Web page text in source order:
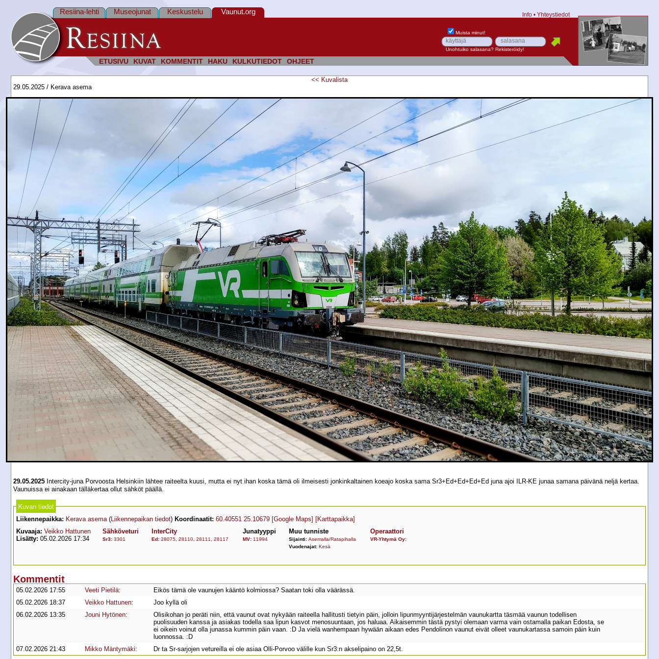
ETUSIVU KUVAT KOMMENTIT HAKU KULKUTIEDOT OHJEET
Resiina-lehti Museojunat Keskustelu Vaunut.org Info • Yhteystiedot
Muista minut!
Unohtuiko salasana? Rekisteröidy!
<< Kuvalista
29.05.2025 / Kerava asema
29.05.2025 Intercity-juna Porvoosta Helsinkiin lähtee raiteelta kuusi, mutta ei nyt ihan koska tämä oli ilmeisesti jonkinkaltainen koeajo koska sama Sr3+Ed+Ed+Ed+Ed juna ajoi ILR-KE junaa samana päivänä neljä kertaa.
Vaunuissa ei ainakaan tälläkertaa ollut sähköt päällä.
Kuvan tiedot
Liikennepaikka: Kerava asema(Liikennepaikan tiedot) Koordinaatit: 60.40551 25.10679 [Google Maps] [Karttapaikka]
Kuvaaja: Veikko Hattunen
Lisätty: 05.02.2026 17:34
Sähköveturi
Sr3: 3301
InterCity
Ed : 28075, 28110, 28111, 28117
Junatyyppi
MV: 11994
Muu tunniste
Sijainti: Asemalla/Ratapihalla
Vuodenajat: Kesä
Operaattori
VR-Yhtymä Oy:
Kommentit
05.02.2026 17:55 Veeti Pietilä:
Eikös tämä ole vaunujen kääntö kolmiossa? Saatan toki olla väärässä.
05.02.2026 18:37
Veikko Hattunen:
Joo kyllä oli
06.02.2026 13:35
Jouni Hytönen:
Olisikohan jo peräti niin, että vaunut ovat nykyään raiteella hallitusti tietyin päin, jolloin lipunmyyntijärjestelmän vaunukartta täsmää vaunun todellisen
puolisuuden kanssa ja asiakas todella saa lipun kasvot menosuuntaan, jos haluaa. Aikaisemmin tästä pystyi olemaan varma vain ostamalla paikan Edosta, se
ei oikein voinut olla junassa kummin päin vaan. :D Ja vielä wanhempaan hywään aikaan edes Pendolinon vaunut eivät olleet vaunukartassa samoin päin kuin
luonnossa. :D
07.02.2026 21:43
Mikko Mäntymäki: Dr ta Sr-sarjojen vetureilla ei ole asiaa Olli-Porvoo välille kun Sr3:n akselipaino on 22,5t.